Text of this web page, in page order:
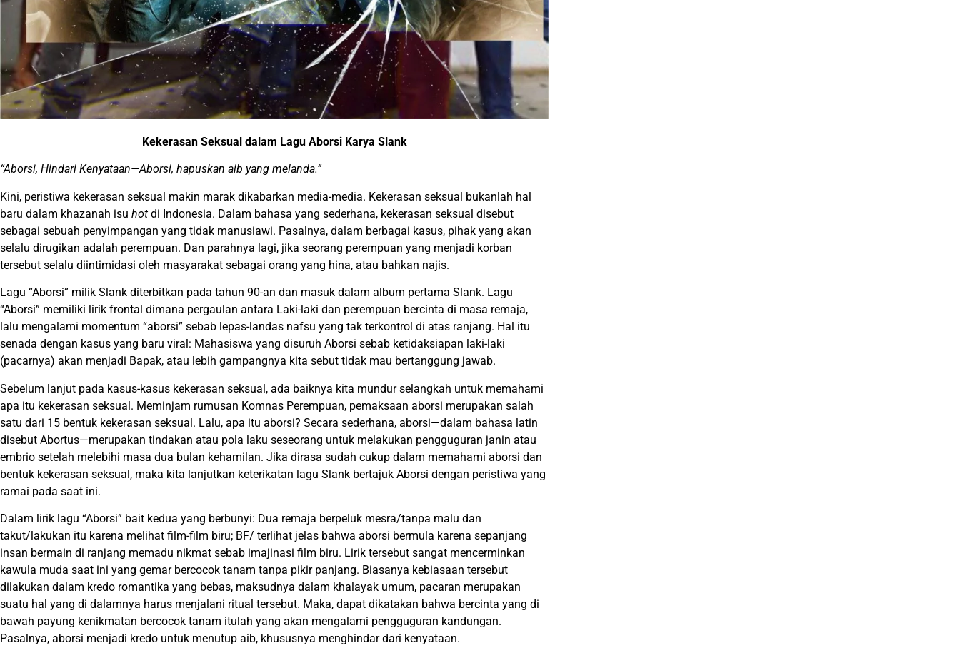
Kekerasan Seksual dalam Lagu Aborsi Karya Slank
“Aborsi, Hindari Kenyataan—Aborsi, hapuskan aib yang melanda.”
Kini, peristiwa kekerasan seksual makin marak dikabarkan media-media. Kekerasan seksual bukanlah hal
baru dalam khazanah isu hot di Indonesia. Dalam bahasa yang sederhana, kekerasan seksual disebut
sebagai sebuah penyimpangan yang tidak manusiawi. Pasalnya, dalam berbagai kasus, pihak yang akan
selalu dirugikan adalah perempuan. Dan parahnya lagi, jika seorang perempuan yang menjadi korban
tersebut selalu diintimidasi oleh masyarakat sebagai orang yang hina, atau bahkan najis.
Lagu “Aborsi” milik Slank diterbitkan pada tahun 90-an dan masuk dalam album pertama Slank. Lagu
“Aborsi” memiliki lirik frontal dimana pergaulan antara Laki-laki dan perempuan bercinta di masa remaja,
lalu mengalami momentum “aborsi” sebab lepas-landas nafsu yang tak terkontrol di atas ranjang. Hal itu
senada dengan kasus yang baru viral: Mahasiswa yang disuruh Aborsi sebab ketidaksiapan laki-laki
(pacarnya) akan menjadi Bapak, atau lebih gampangnya kita sebut tidak mau bertanggung jawab.
Sebelum lanjut pada kasus-kasus kekerasan seksual, ada baiknya kita mundur selangkah untuk memahami
apa itu kekerasan seksual. Meminjam rumusan Komnas Perempuan, pemaksaan aborsi merupakan salah
satu dari 15 bentuk kekerasan seksual. Lalu, apa itu aborsi? Secara sederhana, aborsi—dalam bahasa latin
disebut Abortus—merupakan tindakan atau pola laku seseorang untuk melakukan pengguguran janin atau
embrio setelah melebihi masa dua bulan kehamilan. Jika dirasa sudah cukup dalam memahami aborsi dan
bentuk kekerasan seksual, maka kita lanjutkan keterikatan lagu Slank bertajuk Aborsi dengan peristiwa yang
ramai pada saat ini.
Dalam lirik lagu “Aborsi” bait kedua yang berbunyi: Dua remaja berpeluk mesra/tanpa malu dan
takut/lakukan itu karena melihat film-film biru; BF/ terlihat jelas bahwa aborsi bermula karena sepanjang
insan bermain di ranjang memadu nikmat sebab imajinasi film biru. Lirik tersebut sangat mencerminkan
kawula muda saat ini yang gemar bercocok tanam tanpa pikir panjang. Biasanya kebiasaan tersebut
dilakukan dalam kredo romantika yang bebas, maksudnya dalam khalayak umum, pacaran merupakan
suatu hal yang di dalamnya harus menjalani ritual tersebut. Maka, dapat dikatakan bahwa bercinta yang di
bawah payung kenikmatan bercocok tanam itulah yang akan mengalami pengguguran kandungan.
Pasalnya, aborsi menjadi kredo untuk menutup aib, khususnya menghindar dari kenyataan.